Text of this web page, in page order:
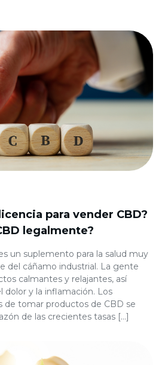
para vender CBD?
legalmente?
un suplemento para la salud muy
del cáñamo industrial. La gente
calmantes y relajantes, así
dolor y la inflamación. Los
de tomar productos de CBD se
de las crecientes tasas […]